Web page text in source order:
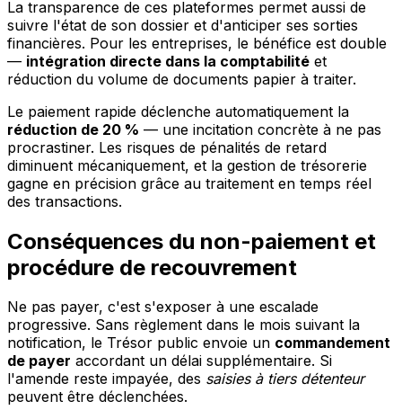
La transparence de ces plateformes permet aussi de
suivre l'état de son dossier et d'anticiper ses sorties
financières. Pour les entreprises, le bénéfice est double
— intégration directe dans la comptabilité et
réduction du volume de documents papier à traiter.
Le paiement rapide déclenche automatiquement la
réduction de 20 % — une incitation concrète à ne pas
procrastiner. Les risques de pénalités de retard
diminuent mécaniquement, et la gestion de trésorerie
gagne en précision grâce au traitement en temps réel
des transactions.
Conséquences du non-paiement et
procédure de recouvrement
Ne pas payer, c'est s'exposer à une escalade
progressive. Sans règlement dans le mois suivant la
notification, le Trésor public envoie un commandement
de payer accordant un délai supplémentaire. Si
l'amende reste impayée, des saisies à tiers détenteur
peuvent être déclenchées.